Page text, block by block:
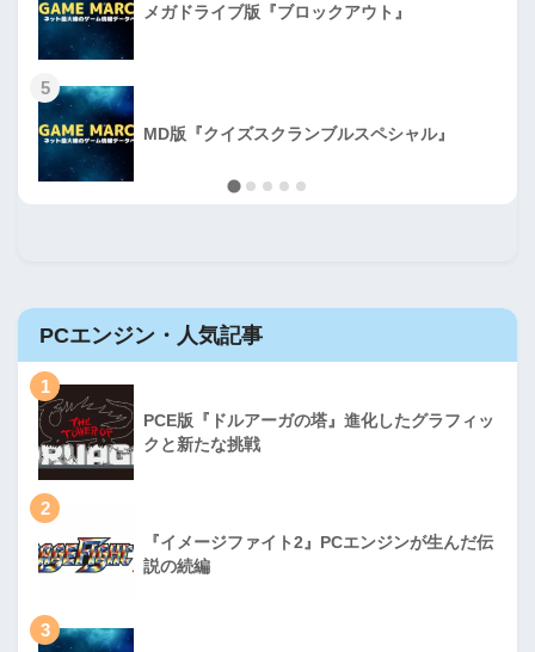
メガドライブ版『ブロックアウト』
5
MD版『クイズスクランブルスペシャル』
PCエンジン・人気記事
1
PCE版『ドルアーガの塔』進化したグラフィッ
クと新たな挑戦
2
『イメージファイト2』PCエンジンが生んだ伝
説の続編
3